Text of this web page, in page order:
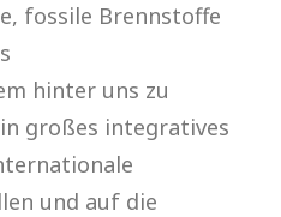
fossile Brennstoffe
hinter uns zu
großes integratives
und auf die